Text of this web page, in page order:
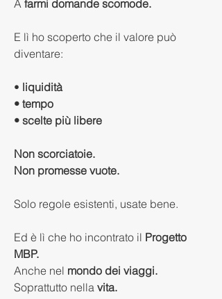
A farmi domande scomode.
E lì ho scoperto che il valore può
diventare:
• liquidità
• tempo
• scelte più libere
Non scorciatoie.
Non promesse vuote.
Solo regole esistenti, usate bene.
Ed è lì che ho incontrato il Progetto
MBP.
Anche nel mondo dei viaggi.
Soprattutto nella vita.